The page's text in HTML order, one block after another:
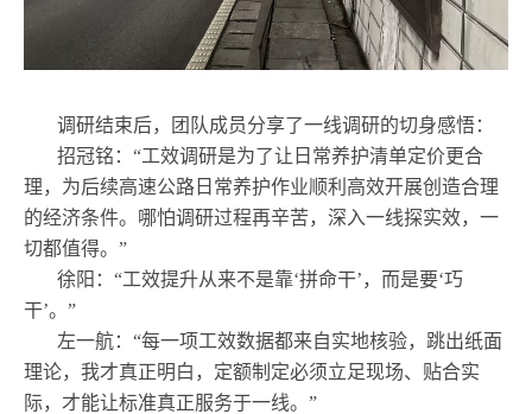
调研结束后，团队成员分享了一线调研的切身感悟：
‌招冠铭‌：“工效调研是为了让日常养护清单定价更合
理，为后续高速公路日常养护作业顺利高效开展创造合理
的经济条件。哪怕调研过程再辛苦，深入一线探实效，一
切都值得。”
‌徐阳‌：“工效提升从来不是靠‘拼命干’，而是要‘巧
干’。”
‌左一航‌：“每一项工效数据都来自实地核验，跳出纸面
理论，我才真正明白，定额制定必须立足现场、贴合实
际，才能让标准真正服务于一线。”